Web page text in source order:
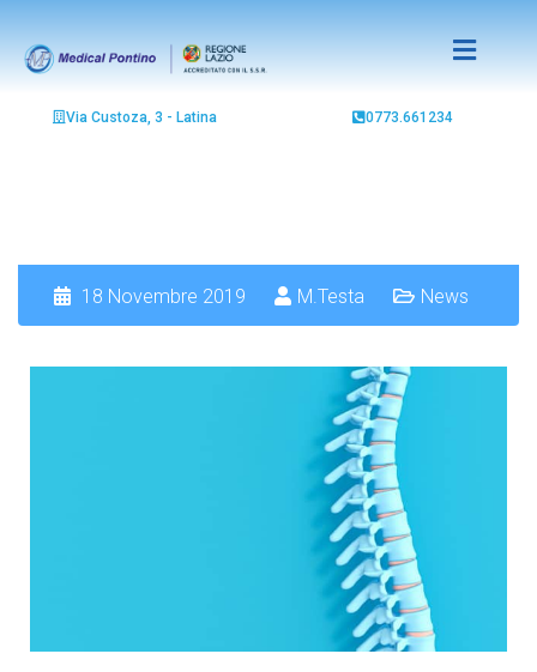
0773.661234
Via Custoza, 3 - Latina
18 Novembre 2019 M.Testa News